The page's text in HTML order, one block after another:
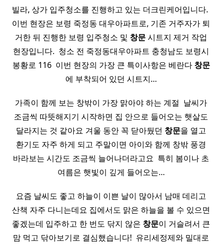
빌라, 상가 입주청소를 진행하고 있는 더크린케어입니다. ​
이번 현장은 보령 죽정동 대우아파트로, 기존 거주자가 퇴
거한 뒤 진행한 보령 입주청소 및 창문시트지 제거 작업
현장입니다. ​ 청소 전 죽정동대우아파트 충청남도 보령시
봉황로 116 ​ 이번 현장의 가장 큰 특이사항은 베란다 창문
에 부착되어 있던 시트지…
가족이 함께 보는 창밖이 가장 맑아야 하는 계절 ​ 날씨가
조금씩 따뜻해지기 시작하면 집 안으로 들어오는 햇살도
달라지는 것 같아요 겨울 동안 꼭 닫아뒀던 창문을 열고
환기도 자주 하게 되고 주말이면 아이와 함께 창밖 풍경
바라보는 시간도 조금씩 늘어나더라고요 ​ 특히 봄이나 초
여름은 햇빛이 깊게 들어오는…
요즘 날씨도 좋고 하늘이 이쁜 날이 많아서 남매 데리고
산책 자주 다니는데요 집에서도 맑은 하늘을 볼 수 있으면
좋겠는데 입주하고 한 번도 닦지 않은 창문이 거슬려서 큰
맘 먹고 닦아보기로 결심했습니다! ​ 유리세정제와 밀대로